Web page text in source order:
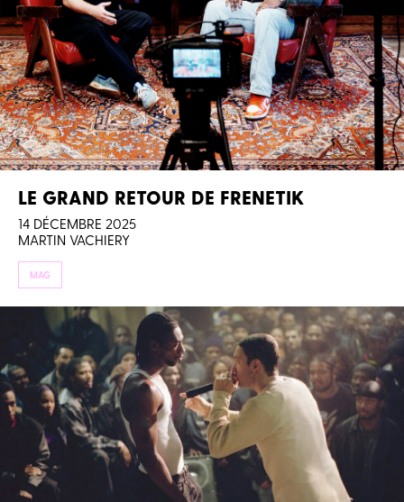
LE GRAND RETOUR DE FRENETIK
14 DÉCEMBRE 2025
MARTIN VACHIERY
MAG